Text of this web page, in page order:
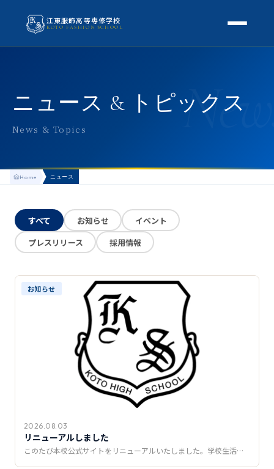
江東服飾高等専修学校
KOTO FASHION SCHOOL
アクセス
よくある質問
スクールライフ
生徒の1日
KOTO COLLECTION
卒業生インタビュー
募集要項
学費・助成金
推薦制度
転入学・編入学
オープンキャンパス
ニュース & トピックス
News & Topics
Home ニュース
すべて お知らせ
イベント
プレスリリース
採用情報
お知らせ
2026.08.03
リニューアルしました
このたび本校公式サイトをリニューアルいたしました。学校生活…